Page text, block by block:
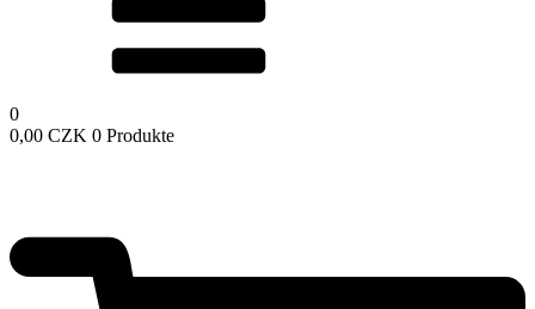
0
0,00 CZK 0 Produkte